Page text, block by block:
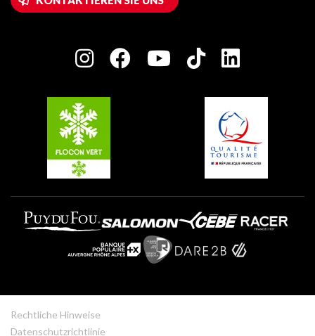
Haus der Eigentümer
Charta der Engagierten Akteure
Plagne Villages
Plagne Aime 2000
Rechtliche Hinweise
Datenschutzrichtlinie